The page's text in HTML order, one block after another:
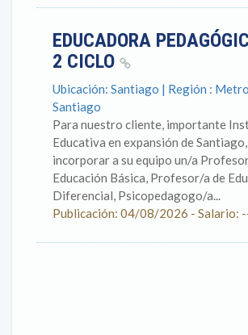
EDUCADORA
2 CICLO
Ubicación: Santiago | Región :
Santiago
Para nuestro cliente, importante
Educativa en expansión de
incorporar a su equipo un/a
Educación Básica, Profesor/a de
Diferencial, Psicopedagogo/a...
Publicación: 04/08/2026 - Salario: